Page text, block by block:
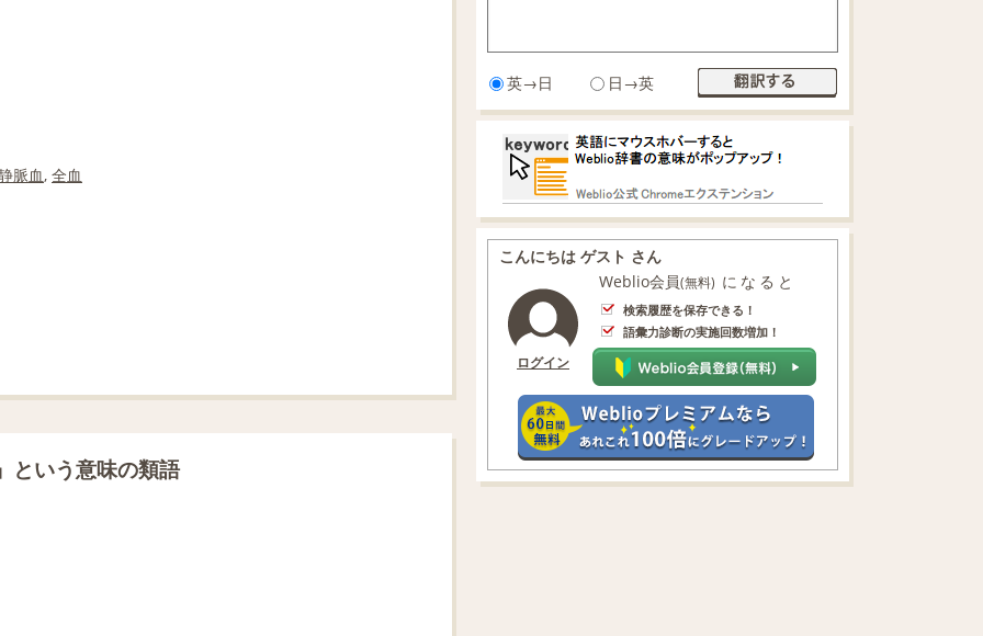
脈血, 全血
という意味の類語
英→日 日→英
こんにちは ゲスト さん
ログイン
Weblio会員(無料) になると
検索履歴を保存できる！
語彙力診断の実施回数増加！